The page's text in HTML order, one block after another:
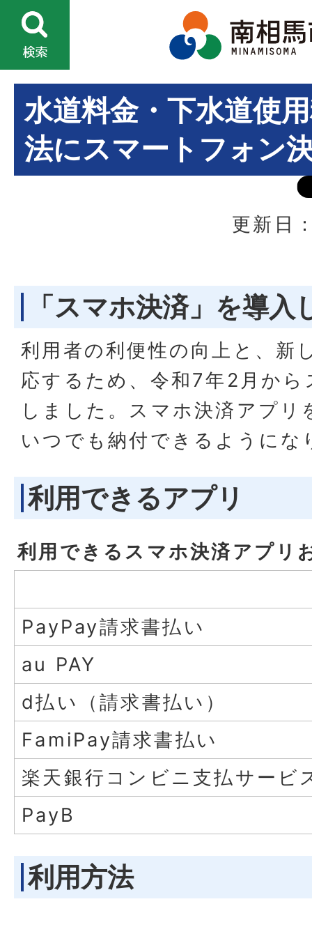
水道料金・下水道使
法にスマートフォン
更新日
「スマホ決済」を導入
利用者の利便性の向上と、新
応するため、令和7年2月か
しました。スマホ決済アプリ
いつでも納付できるようにな
利用できるアプリ
利用できるスマホ決済アプリ
PayPay請求書払い
au PAY
d払い（請求書払い）
FamiPay請求書払い
楽天銀行コンビニ支払サービ
PayB
利用方法